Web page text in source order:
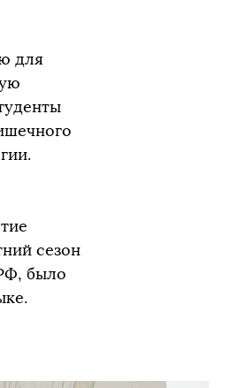
для
сезон
было